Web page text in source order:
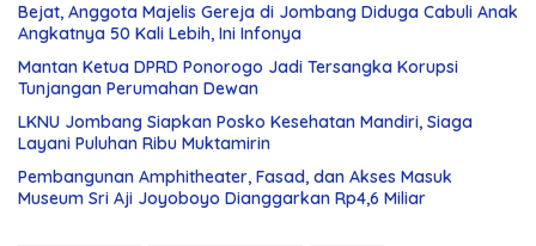
Bejat, Anggota Majelis Gereja di Jombang Diduga Cabuli Anak
Angkatnya 50 Kali Lebih, Ini Infonya
Mantan Ketua DPRD Ponorogo Jadi Tersangka Korupsi
Tunjangan Perumahan Dewan
LKNU Jombang Siapkan Posko Kesehatan Mandiri, Siaga
Layani Puluhan Ribu Muktamirin
Pembangunan Amphitheater, Fasad, dan Akses Masuk
Museum Sri Aji Joyoboyo Dianggarkan Rp4,6 Miliar